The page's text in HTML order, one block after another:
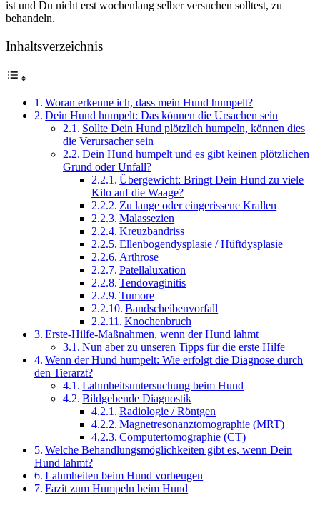
ist und Du nicht erst wochenlang selber versuchen solltest, zu
behandeln.
Inhaltsverzeichnis
Woran erkenne ich, dass mein Hund humpelt?
Dein Hund humpelt: Das können die Ursachen sein
Sollte Dein Hund plötzlich humpeln, können dies
die Verursacher sein
Dein Hund humpelt und es gibt keinen plötzlichen
Grund oder Unfall?
Übergewicht: Bringt Dein Hund zu viele
Kilo auf die Waage?
Zu lange oder eingerissene Krallen
Malassezien
Kreuzbandriss
Ellenbogendysplasie / Hüftdysplasie
Arthrose
Patellaluxation
Tendovaginitis
Tumore
Bandscheibenvorfall
Knochenbruch
Erste-Hilfe-Maßnahmen, wenn der Hund lahmt
Nun aber zu unseren Tipps für die erste Hilfe
Wenn der Hund humpelt: Wie erfolgt die Diagnose durch
den Tierarzt?
Lahmheitsuntersuchung beim Hund
Bildgebende Diagnostik
Radiologie / Röntgen
Magnetresonanztomographie (MRT)
Computertomographie (CT)
Welche Behandlungsmöglichkeiten gibt es, wenn Dein
Hund lahmt?
Lahmheiten beim Hund vorbeugen
Fazit zum Humpeln beim Hund